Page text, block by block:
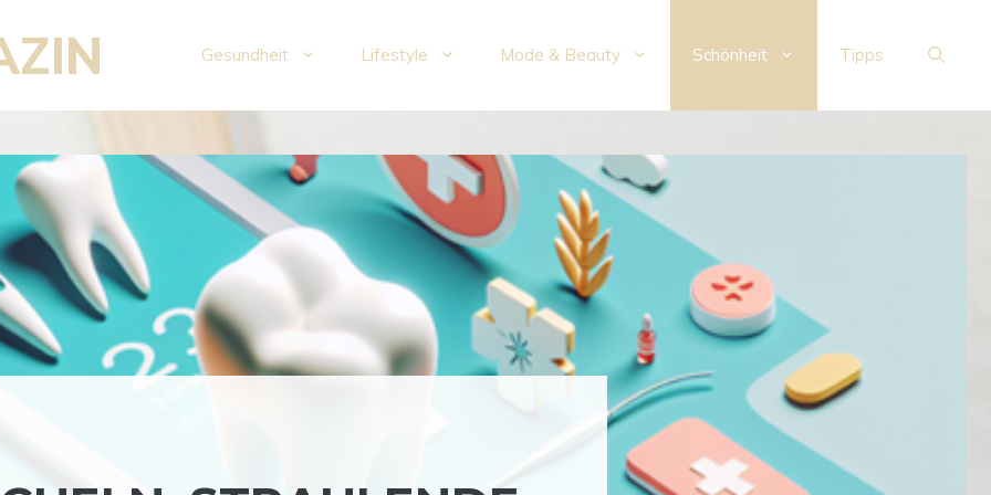
Gesundheit Lifestyle Mode & Beauty Schönheit Tipps